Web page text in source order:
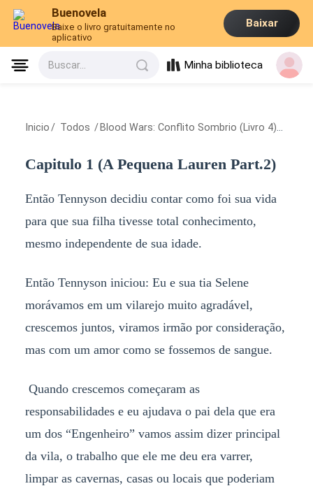
Buenovela
Baixe o livro gratuitamente no
aplicativo
Baixar
Buscar... Minha biblioteca
Inicio / Todos / Blood Wars: Conflito Sombrio (Livro 4)
Capitulo 1 (A Pequena Lauren Part.2)
Então Tennyson decidiu contar como foi sua vida
para que sua filha tivesse total conhecimento,
mesmo independente de sua idade.
Então Tennyson iniciou: Eu e sua tia Selene
morávamos em um vilarejo muito agradável,
crescemos juntos, viramos irmão por consideração,
mas com um amor como se fossemos de sangue.
Quando crescemos começaram as
responsabilidades e eu ajudava o pai dela que era
um dos “Engenheiro” vamos assim dizer principal
da vila, o trabalho que ele me deu era varrer,
limpar as cavernas, casas ou locais que poderiam